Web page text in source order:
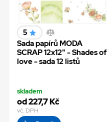
5
Sada papírů MODA
SCRAP 12x12" - Shades of
love - sada 12 listů
skladem
od 227,7 Kč
vč. DPH